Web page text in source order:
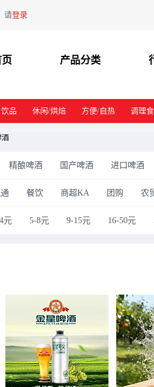
请登录
页 产品分类
饮品 休闲/烘焙 方便/自热 调理
酒
精酿啤酒 国产啤酒 进口啤酒
餐饮 商超KA 团购 农
元 5-8元 9-15元 16-50元